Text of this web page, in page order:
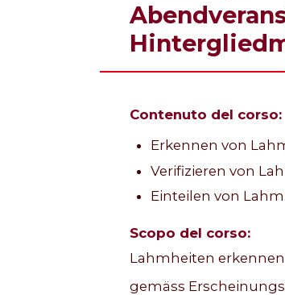
Contenuto del corso:
Erkennen von
Verifizieren von
Einteilen von
Scopo del corso:
Lahmheiten
gemäss